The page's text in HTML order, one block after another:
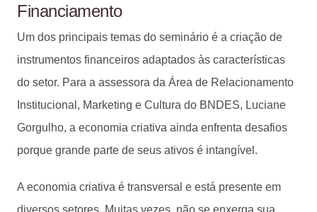
Financiamento
Um dos principais temas do seminário é a criação de
instrumentos financeiros adaptados às características
do setor. Para a assessora da Área de Relacionamento
Institucional, Marketing e Cultura do BNDES, Luciane
Gorgulho, a economia criativa ainda enfrenta desafios
porque grande parte de seus ativos é intangível.
A economia criativa é transversal e está presente em
diversos setores. Muitas vezes, não se enxerga sua